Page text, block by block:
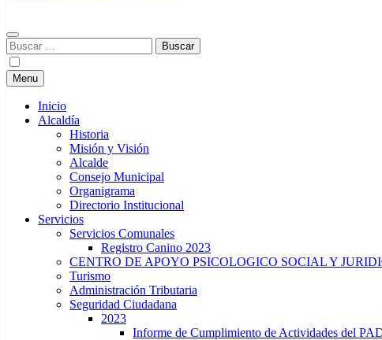
Buscar:
Menu
Inicio
Alcaldía
Historia
Misión y Visión
Alcalde
Consejo Municipal
Organigrama
Directorio Institucional
Servicios
Servicios Comunales
Registro Canino 2023
CENTRO DE APOYO PSICOLOGICO SOCIAL Y
Turismo
Administración Tributaria
Seguridad Ciudadana
2023
Informe de Cumplimiento de Actividades del